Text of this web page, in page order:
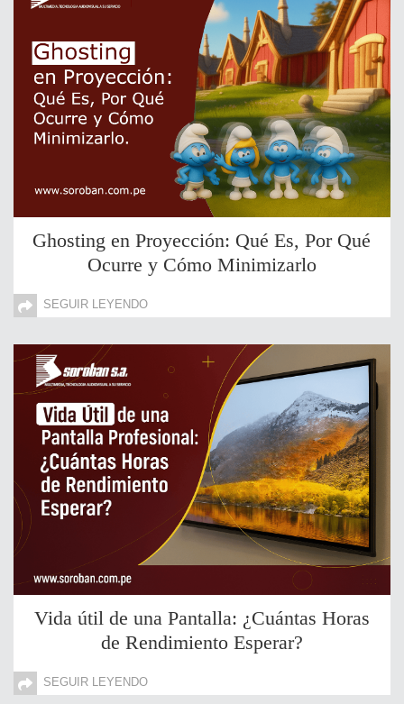
Ghosting en Proyección: Qué Es, Por Qué
Ocurre y Cómo Minimizarlo
SEGUIR LEYENDO
Vida útil de una Pantalla: ¿Cuántas Horas
de Rendimiento Esperar?
SEGUIR LEYENDO